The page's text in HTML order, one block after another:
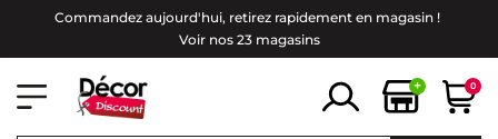
Commandez aujourd'hui, retirez rapidement en magasin !
Voir nos 23 magasins
+ 0